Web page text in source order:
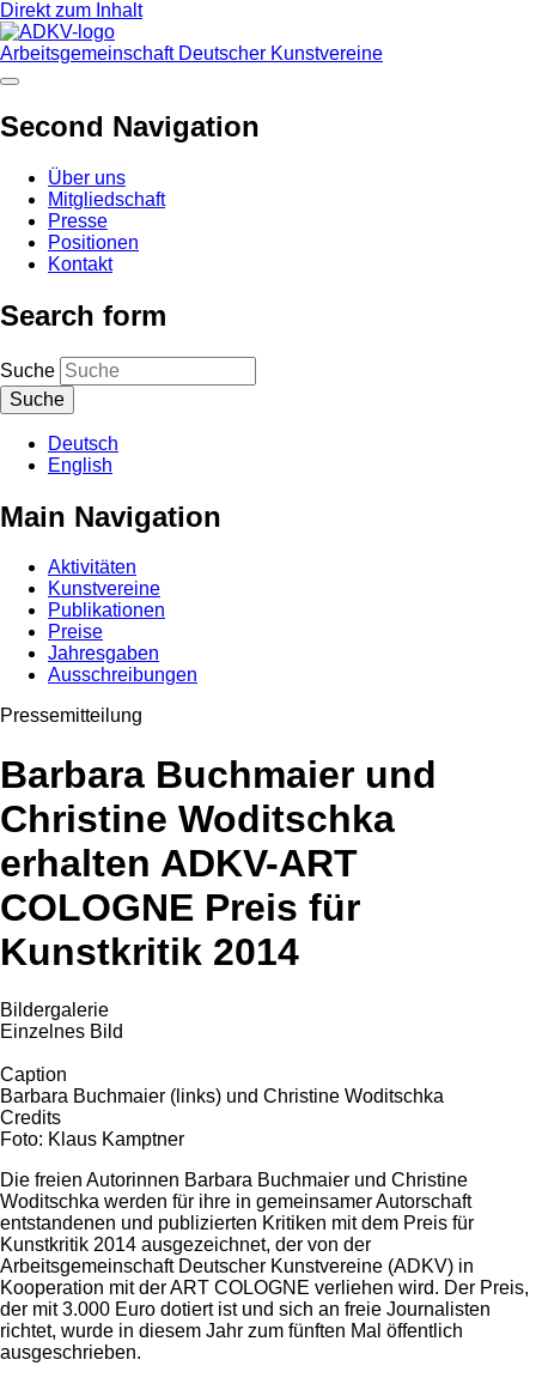
Direkt zum Inhalt
Arbeitsgemeinschaft Deutscher Kunstvereine
Second Navigation
Über uns
Mitgliedschaft
Presse
Positionen
Kontakt
Search form
Suche
Deutsch
English
Main Navigation
Aktivitäten
Kunstvereine
Publikationen
Preise
Jahresgaben
Ausschreibungen
Pressemitteilung
Barbara Buchmaier und
Christine Woditschka
erhalten ADKV-ART
COLOGNE Preis für
Kunstkritik 2014
Bildergalerie
Einzelnes Bild
Caption
Barbara Buchmaier (links) und Christine Woditschka
Credits
Foto: Klaus Kamptner
Die freien Autorinnen Barbara Buchmaier und Christine
Woditschka werden für ihre in gemeinsamer Autorschaft
entstandenen und publizierten Kritiken mit dem Preis für
Kunstkritik 2014 ausgezeichnet, der von der
Arbeitsgemeinschaft Deutscher Kunstvereine (ADKV) in
Kooperation mit der ART COLOGNE verliehen wird. Der Preis,
der mit 3.000 Euro dotiert ist und sich an freie Journalisten
richtet, wurde in diesem Jahr zum fünften Mal öffentlich
ausgeschrieben.